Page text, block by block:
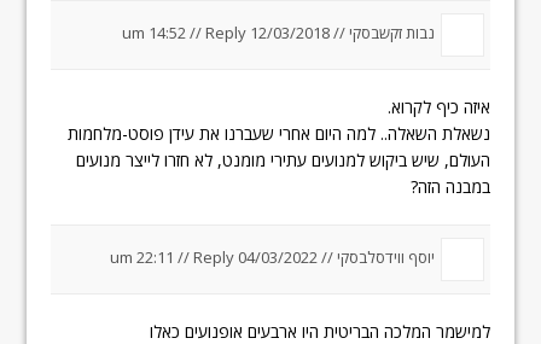
נבות זקשבסקי //12/03/2018 um 14:52
//Reply
איזה כיף לקרוא.
נשאלת השאלה.. למה היום אחרי שעברנו את עידן פוסט-מלחמות
העולם, שיש ביקוש למנועים עתירי מומנט, לא חזרו לייצר מנועים
במבנה הזה?
יוסף ווידסלבסקי //04/03/2022 um 22:11
//Reply
למישמר המלכה הבריטית היו ארבעים אופנועים כאלו